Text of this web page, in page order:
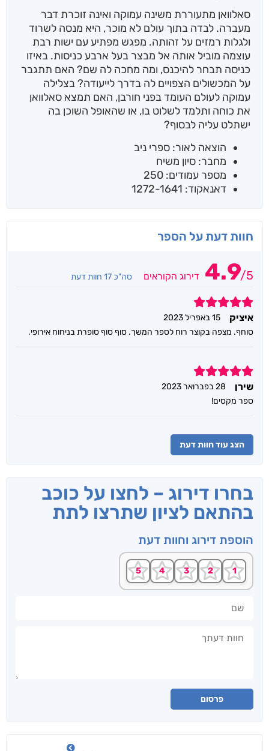
סאלוואן מתעוררת משינה עמוקה ואינה זוכרת דבר
מעברה. לבדה בתוך עולם לא מוכר, היא מנסה לשרוד
ולגלות רמזים על זהותה. מפגש מפתיע עם ישות רבת
עוצמה מוביל אותה אל מבצר בעל ארבע כניסות. באיזו
כניסה תבחר להיכנס, ומה מחכה לה שם? האם תתגבר
על המכשולים הצפויים לה בדרך לייעודה? בצלילה
עמוקה לעולם העומד בפני חורבן, האם תמצא סאלוואן
את כוחה ותלמד לשלוט בו, או שהאופל השוכן בה
ישתלט עליה לבסוף?
הוצאה לאור: ספרי ניב
מחבר: סיון משיח
מספר עמודים: 250
דאנאקוד: 1272-1641
חוות דעת על הספר
4.9/5 דירוג הקוראים סה"כ 17 חוות דעת
5
איציק
15 באפריל 2023
סוחף. מצפה בקוצר רוח לספר המשך. סוף סוף סופרת בניחוח אירופי.
5
שירן
28 בפברואר 2023
ספר מקסים!
הצג עוד חוות דעת
בחרו דירוג – לחצו על כוכב
בהתאם לציון שתרצו לתת
הוספת דירוג וחוות דעת
פרסום